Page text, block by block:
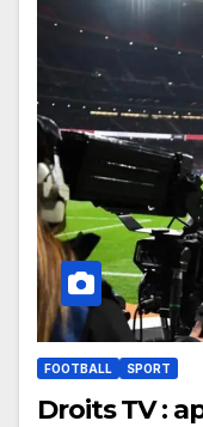
FOOTBALL SPORT
Droits TV :